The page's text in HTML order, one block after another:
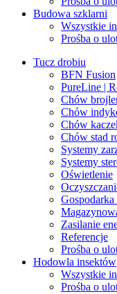
Budowa szklarni
Wszystkie
Prośba o
Tucz drobiu
BFN Fusion
PureLine |
Chów
Chów
Chów
Chów stad
Systemy
Systemy
Oświetlenie
Gospodarka
Zasilanie
Referencje
Prośba o
Hodowla insektów
Wszystkie
Prośba o